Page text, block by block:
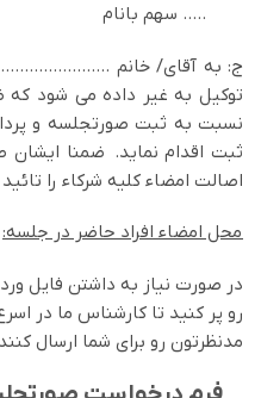
….. سهم بانام
ج: به آقاي/ خانم …………………..
توكيل به غير داده مي شود كه
نسبت به ثبت صورتجلسه و
ثبت اقدام نمايد. ضمنا
اصالت امضاء کلیه شرکاء را
محل امضاء افراد حاضر در جلسه:
در صورت نیاز به داشتن فایل
رو پر کنید تا کارشناس ما در
مدنظرتون رو برای شما ارسال کنند